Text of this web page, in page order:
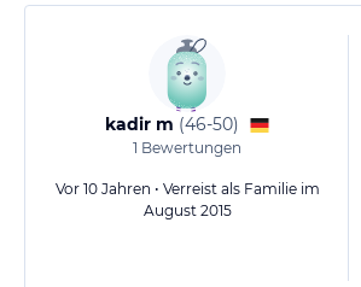
kadir m (46-50)
1 Bewertungen
Vor 10 Jahren • Verreist als Familie im
August 2015